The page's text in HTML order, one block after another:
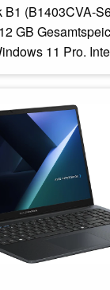
(B1403CVA-
GB
11 Pro.